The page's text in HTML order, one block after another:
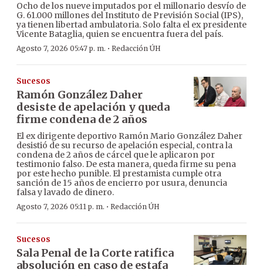
Ocho de los nueve imputados por el millonario desvío de
G. 61.000 millones del Instituto de Previsión Social (IPS),
ya tienen libertad ambulatoria. Solo falta el ex presidente
Vicente Bataglia, quien se encuentra fuera del país.
Agosto 7, 2026 05:47 p. m. · Redacción ÚH
Sucesos
Ramón González Daher
desiste de apelación y queda
firme condena de 2 años
El ex dirigente deportivo Ramón Mario González Daher
desistió de su recurso de apelación especial, contra la
condena de 2 años de cárcel que le aplicaron por
testimonio falso. De esta manera, queda firme su pena
por este hecho punible. El prestamista cumple otra
sanción de 15 años de encierro por usura, denuncia
falsa y lavado de dinero.
Agosto 7, 2026 05:11 p. m. · Redacción ÚH
Sucesos
Sala Penal de la Corte ratifica
absolución en caso de estafa